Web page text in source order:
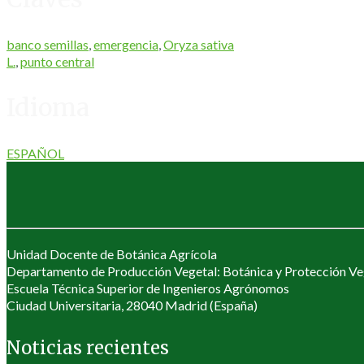
banco semillas emergencia Oryza sativa
L.
punto central
ESPAÑOL
Unidad Docente de Botánica Agrícola
Departamento de Producción Vegetal: Botánica y Protección
Escuela Técnica Superior de Ingenieros Agrónomos
Ciudad Universitaria, 28040 Madrid (España)
Noticias recientes